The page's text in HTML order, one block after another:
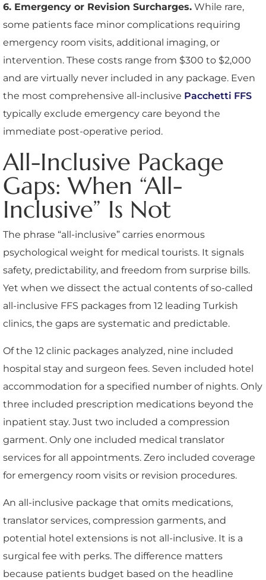
6. Emergency or Revision Surcharges. While rare,
some patients face minor complications requiring
emergency room visits, additional imaging, or
intervention. These costs range from $300 to $2,000
and are virtually never included in any package. Even
the most comprehensive all-inclusive Pacchetti FFS
typically exclude emergency care beyond the
immediate post-operative period.
All-Inclusive Package
Gaps: When “All-
Inclusive” Is Not
The phrase “all-inclusive” carries enormous
psychological weight for medical tourists. It signals
safety, predictability, and freedom from surprise bills.
Yet when we dissect the actual contents of so-called
all-inclusive FFS packages from 12 leading Turkish
clinics, the gaps are systematic and predictable.
Of the 12 clinic packages analyzed, nine included
hospital stay and surgeon fees. Seven included hotel
accommodation for a specified number of nights. Only
three included prescription medications beyond the
inpatient stay. Just two included a compression
garment. Only one included medical translator
services for all appointments. Zero included coverage
for emergency room visits or revision procedures.
An all-inclusive package that omits medications,
translator services, compression garments, and
potential hotel extensions is not all-inclusive. It is a
surgical fee with perks. The difference matters
because patients budget based on the headline